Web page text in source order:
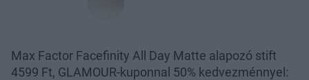
Max Factor Facefinity All Day Matte alapozó stift
4599 Ft, GLAMOUR-kuponnal 50% kedvezménnyel: